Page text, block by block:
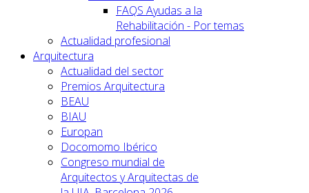
FAQS Ayudas a la
Rehabilitación - Por temas
Actualidad profesional
Arquitectura
Actualidad del sector
Premios Arquitectura
BEAU
BIAU
Europan
Docomomo Ibérico
Congreso mundial de
Arquitectos y Arquitectas de